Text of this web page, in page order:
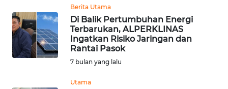
Berita Utama
Di Balik Pertumbuhan Energi
Terbarukan, ALPERKLINAS
Ingatkan Risiko Jaringan dan
Rantai Pasok
7 bulan yang lalu
Utama
GORONTALO
WN
SULUT